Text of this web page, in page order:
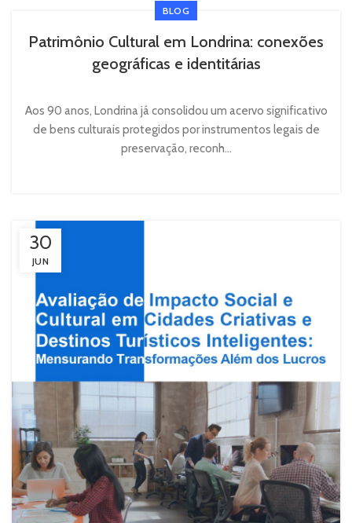
BLOG
Patrimônio Cultural em Londrina: conexões
geográficas e identitárias
Aos 90 anos, Londrina já consolidou um acervo significativo
de bens culturais protegidos por instrumentos legais de
preservação, reconh...
30
JUN